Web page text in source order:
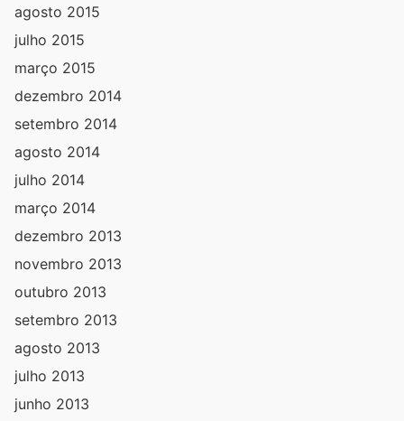
agosto 2015
julho 2015
março 2015
dezembro 2014
setembro 2014
agosto 2014
julho 2014
março 2014
dezembro 2013
novembro 2013
outubro 2013
setembro 2013
agosto 2013
julho 2013
junho 2013